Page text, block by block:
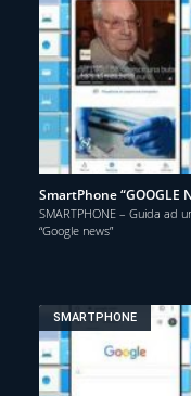
SmartPhone “GOOGLE
SMARTPHONE – Guida ad
“Google news”
SMARTPHONE